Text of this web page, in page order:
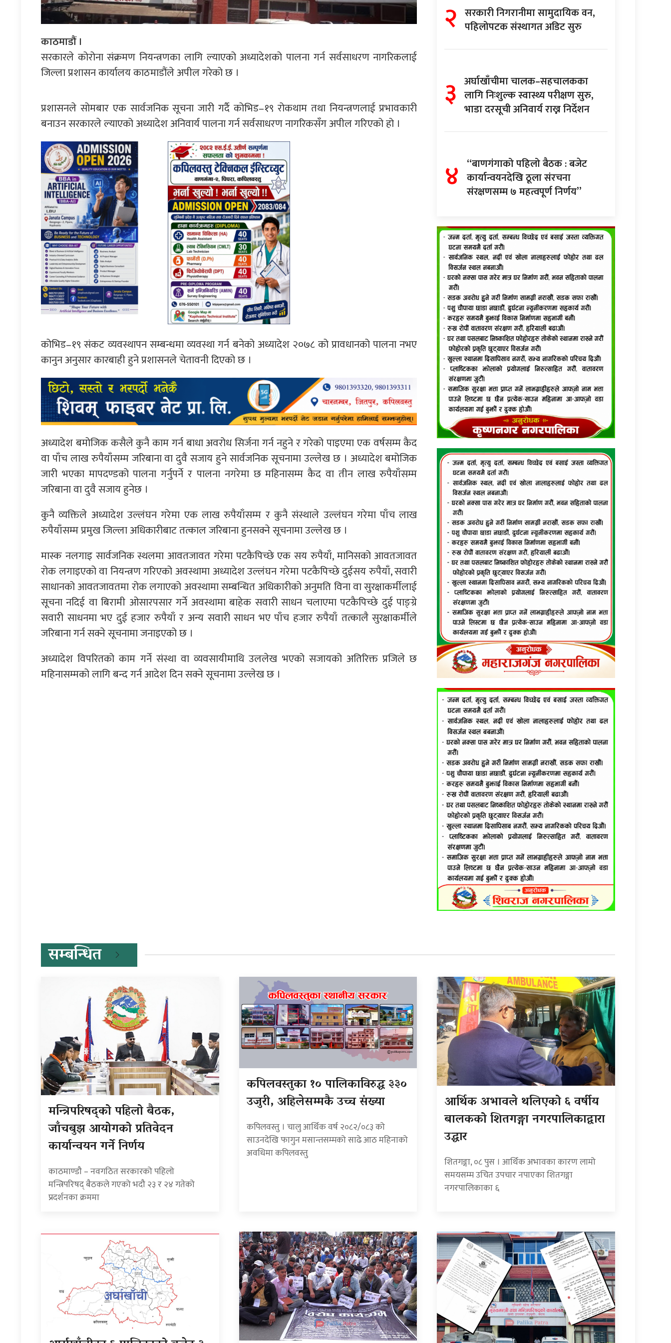
काठमाडौं ।
सरकारले कोरोना संक्रमण नियन्त्रणका लागि ल्याएको अध्यादेशको पालना गर्न सर्वसाधरण नागरिकलाई
जिल्ला प्रशासन कार्यालय काठमाडौंले अपील गरेको छ ।
प्रशासनले सोमबार एक सार्वजनिक सूचना जारी गर्दै कोभिड–१९ रोकथाम तथा नियन्त्रणलाई प्रभावकारी
बनाउन सरकारले ल्याएको अध्यादेश अनिवार्य पालना गर्न सर्वसाधरण नागरिकसँग अपील गरिएको हो ।
कोभिड–१९ संकट व्यवस्थापन सम्बन्धमा व्यवस्था गर्न बनेको अध्यादेश २०७८ को प्रावधानको पालना नभए
कानुन अनुसार कारबाही हुने प्रशासनले चेतावनी दिएको छ ।
अध्यादेश बमोजिक कसैले कुनै काम गर्न बाधा अवरोध सिर्जना गर्न नहुने र गरेको पाइएमा एक वर्षसम्म कैद
वा पाँच लाख रुपैयाँसम्म जरिबाना वा दुवै सजाय हुने सार्वजनिक सूचनामा उल्लेख छ । अध्यादेश बमोजिक
जारी भएका मापदण्डको पालना गर्नुपर्ने र पालना नगरेमा छ महिनासम्म कैद वा तीन लाख रुपैयाँसम्म
जरिबाना वा दुवै सजाय हुनेछ ।
कुनै व्यक्तिले अध्यादेश उल्लंघन गरेमा एक लाख रुपैयाँसम्म र कुनै संस्थाले उल्लंघन गरेमा पाँच लाख
रुपैयाँसम्म प्रमुख जिल्ला अधिकारीबाट तत्काल जरिबाना हुनसक्ने सूचनामा उल्लेख छ ।
मास्क नलगाइ सार्वजनिक स्थलमा आवतजावत गरेमा पटकैपिच्छे एक सय रुपैयाँ, मानिसको आवतजावत
रोक लगाइएको वा नियन्त्रण गरिएको अवस्थामा अध्यादेश उल्लंघन गरेमा पटकैपिच्छे दुईसय रुपैयाँ, सवारी
साधानको आवतजावतमा रोक लगाएको अवस्थामा सम्बन्धित अधिकारीको अनुमति विना वा सुरक्षाकर्मीलाई
सूचना नदिई वा बिरामी ओसारपसार गर्ने अवस्थामा बाहेक सवारी साधन चलाएमा पटकैपिच्छे दुई पाङ्ग्रे
सवारी साधनमा भए दुई हजार रुपैयाँ र अन्य सवारी साधन भए पाँच हजार रुपैयाँ तत्कालै सुरक्षाकर्मीले
जरिबाना गर्न सक्ने सूचनामा जनाइएको छ ।
अध्यादेश विपरितको काम गर्ने संस्था वा व्यवसायीमाथि उललेख भएको सजायको अतिरिक्त प्रजिले छ
महिनासम्मको लागि बन्द गर्न आदेश दिन सक्ने सूचनामा उल्लेख छ ।
२ सरकारी निगरानीमा सामुदायिक वन,
पहिलोपटक संस्थागत अडिट सुरु
३ अर्घाखाँचीमा चालक–सहचालकका
लागि निःशुल्क स्वास्थ्य परीक्षण सुरु,
भाडा दरसूची अनिवार्य राख्न निर्देशन
४ “बाणगंगाको पहिलो बैठक : बजेट
कार्यान्वयनदेखि ठूला संरचना
संरक्षणसम्म ७ महत्वपूर्ण निर्णय”
सम्बन्धित
मन्त्रिपरिषद्को पहिलो बैठक,
जाँचबुझ आयोगको प्रतिवेदन
कार्यान्वयन गर्ने निर्णय
काठमाण्डौ – नवगठित सरकारको पहिलो
मन्त्रिपरिषद् बैठकले गएको भदौ २३ र २४ गतेको
प्रदर्शनका क्रममा
कपिलवस्तुका १० पालिकाविरुद्ध ३३०
उजुरी, अहिलेसम्मकै उच्च संख्या
कपिलवस्तु । चालु आर्थिक वर्ष २०८२/०८३ को
साउनदेखि फागुन मसान्तसम्मको साढे आठ महिनाको
अवधिमा कपिलवस्तु
आर्थिक अभावले थलिएको ६ वर्षीय
बालकको शितगङ्गा नगरपालिकाद्वारा
उद्धार
शितगङ्गा, ०८ पुस । आर्थिक अभावका कारण लामो
समयसम्म उचित उपचार नपाएका शितगङ्गा
नगरपालिकाका ६